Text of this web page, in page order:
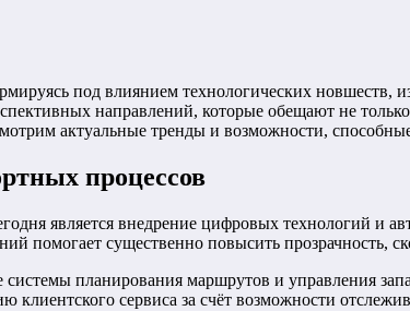
под влиянием технологических новшеств,
направлений, которые обещают не
актуальные тренды и возможности,
процессов
является внедрение цифровых технологий и
помогает существенно повысить прозрачность,
планирования маршрутов и управления
сервиса за счёт возможности